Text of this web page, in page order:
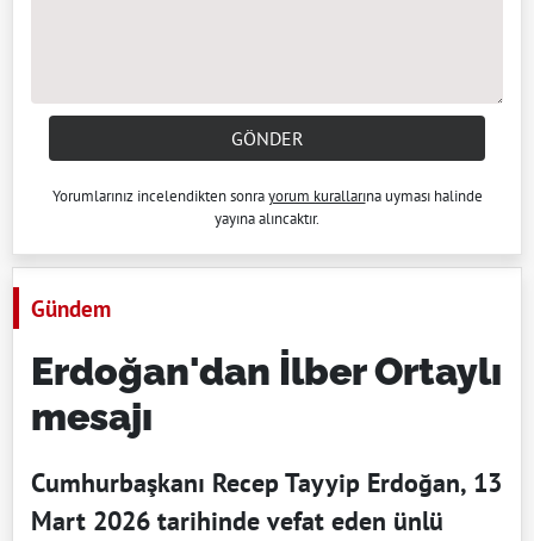
GÖNDER
Yorumlarınız incelendikten sonrayorum kurallarına uyması halinde
yayına alıncaktır.
Gündem
Erdoğan'dan İlber Ortaylı
mesajı
Cumhurbaşkanı Recep Tayyip Erdoğan, 13
Mart 2026 tarihinde vefat eden ünlü